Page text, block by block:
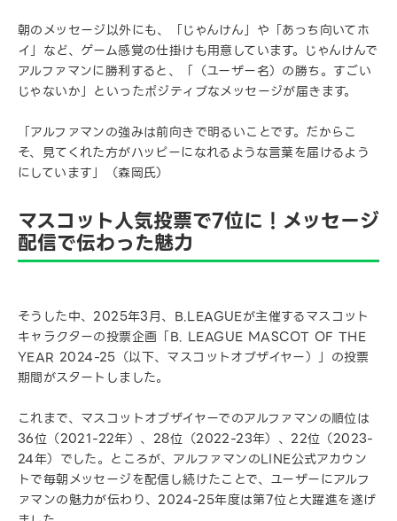
朝のメッセージ以外にも、「じゃんけん」や「あっち向いてホ
イ」など、ゲーム感覚の仕掛けも用意しています。じゃんけんで
アルファマンに勝利すると、「（ユーザー名）の勝ち。すごい
じゃないか」といったポジティブなメッセージが届きます。
「アルファマンの強みは前向きで明るいことです。だからこ
そ、見てくれた方がハッピーになれるような言葉を届けるよう
にしています」（森岡氏）
マスコット人気投票で7位に！メッセージ
配信で伝わった魅力
そうした中、2025年3月、B.LEAGUEが主催するマスコット
キャラクターの投票企画「B. LEAGUE MASCOT OF THE
YEAR 2024-25（以下、マスコットオブザイヤー）」の投票
期間がスタートしました。
これまで、マスコットオブザイヤーでのアルファマンの順位は
36位（2021-22年）、28位（2022-23年）、22位（2023-
24年）でした。ところが、アルファマンのLINE公式アカウン
トで毎朝メッセージを配信し続けたことで、ユーザーにアルフ
ァマンの魅力が伝わり、2024-25年度は第7位と大躍進を遂げ